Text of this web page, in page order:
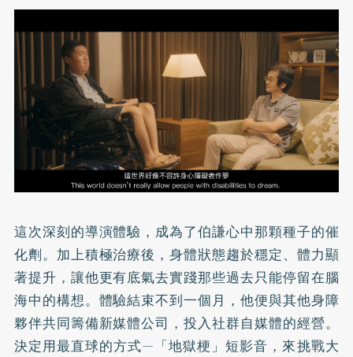
這次深刻的導演體驗，成為了伯謙心中那顆種子的催
化劑。加上積極治療後，身體狀態趨於穩定、體力顯
著提升，讓他更有底氣去實踐那些過去只能停留在腦
海中的構想。體驗結束不到一個月，他便與其他身障
夥伴共同籌備新媒體公司，投入社群自媒體的經營。
決定用最直球的方式—「地獄梗」短影音，來挑戰大